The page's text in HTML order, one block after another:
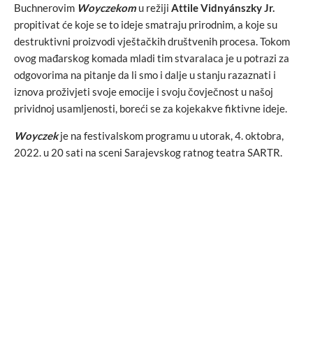
Buchnerovim Woyczekom u režiji Attile VidnyánszkyJr.
propitivat će koje se to ideje smatraju prirodnim, a koje su
destruktivni proizvodi vještačkih društvenih procesa. Tokom
ovog mađarskog komada mladi tim stvaralaca je u potrazi za
odgovorima na pitanje da li smo i dalje u stanju razaznati i
iznova proživjeti svoje emocije i svoju čovječnost u našoj
prividnoj usamljenosti, boreći se za kojekakve fiktivne ideje.
Woyczekje na festivalskom programu u utorak, 4. oktobra,
2022. u 20 sati na sceni Sarajevskog ratnog teatra SARTR.